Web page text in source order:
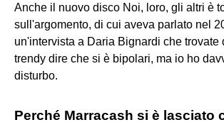
Anche il nuovo disco Noi, loro, gli altri è
sull'argomento, di cui aveva parlato nel
un'intervista a Daria Bignardi che trovate
trendy dire che si è bipolari, ma io ho
disturbo.
Perché Marracash si è lasciato